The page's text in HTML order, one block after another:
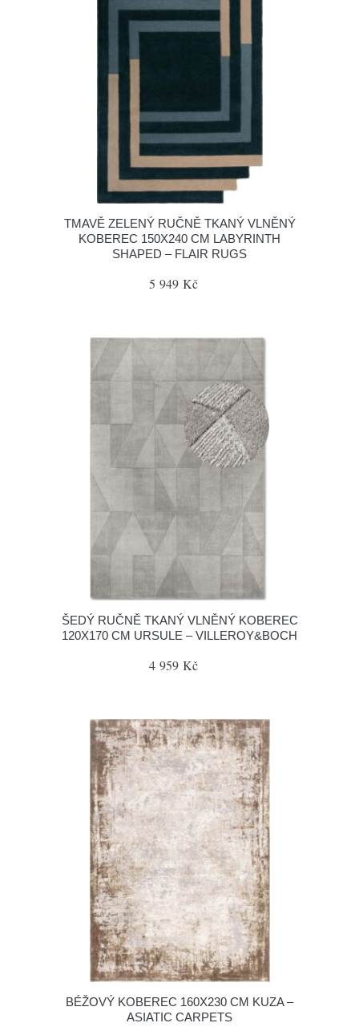
TMAVĚ ZELENÝ RUČNĚ TKANÝ VLNĚNÝ
KOBEREC 150X240 CM LABYRINTH
SHAPED – FLAIR RUGS
5 949 Kč
ŠEDÝ RUČNĚ TKANÝ VLNĚNÝ KOBEREC
120X170 CM URSULE – VILLEROY&BOCH
4 959 Kč
BÉŽOVÝ KOBEREC 160X230 CM KUZA –
ASIATIC CARPETS